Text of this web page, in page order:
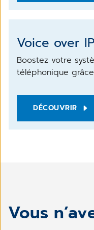
Voice over IP
Boostez votre
téléphonique
DÉCOUVRIR
Vous